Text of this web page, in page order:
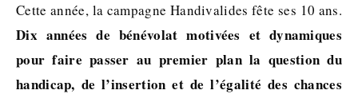
Cette année, la campagne Handivalides fête ses 10 ans.
Dix années de bénévolat motivées et dynamiques
pour faire passer au premier plan la question du
handicap, de l’insertion et de l’égalité des chances